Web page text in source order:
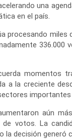
una
en el país.
procesando
momentos
a la creciente
importantes
aún
votos. La
la decisión generó